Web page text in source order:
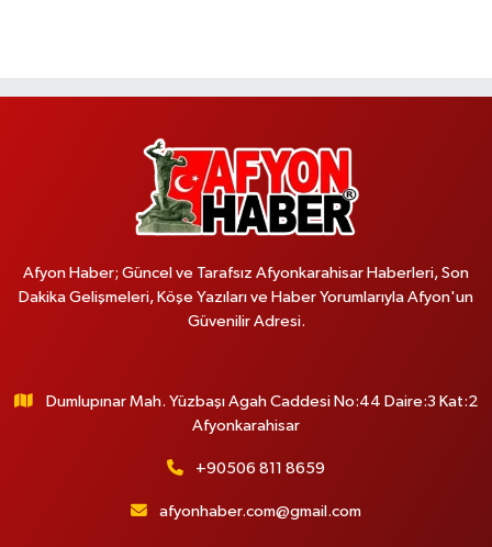
Afyon Haber; Güncel ve Tarafsız Afyonkarahisar Haberleri, Son
Dakika Gelişmeleri, Köşe Yazıları ve Haber Yorumlarıyla Afyon'un
Güvenilir Adresi.
Dumlupınar Mah. Yüzbaşı Agah Caddesi No:44 Daire:3 Kat:2
Afyonkarahisar
+90506 811 8659
afyonhaber.com@gmail.com